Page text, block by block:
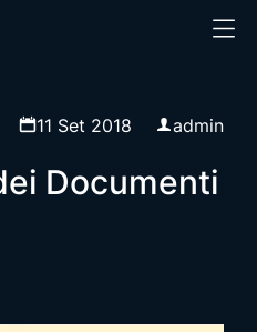
11 Set 2018 admin
Documenti